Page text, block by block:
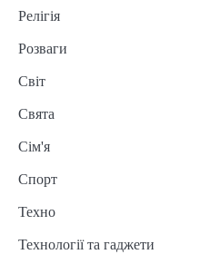
Релігія
Розваги
Світ
Свята
Сім'я
Спорт
Техно
Технології та гаджети